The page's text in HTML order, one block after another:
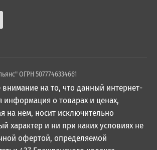
ОГРН 5077746334661
на то, что данный интернет-
информация о товарах и ценах,
на нём, носит исключительно
характер и ни при каких условиях не
офертой, определяемой